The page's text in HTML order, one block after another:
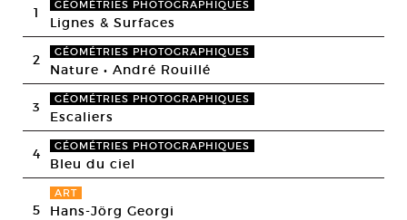
1 GÉOMÉTRIES PHOTOGRAPHIQUES
Lignes & Surfaces
2 GÉOMÉTRIES PHOTOGRAPHIQUES
Nature • André Rouillé
3 GÉOMÉTRIES PHOTOGRAPHIQUES
Escaliers
4 GÉOMÉTRIES PHOTOGRAPHIQUES
Bleu du ciel
5
ART
Hans-Jörg Georgi